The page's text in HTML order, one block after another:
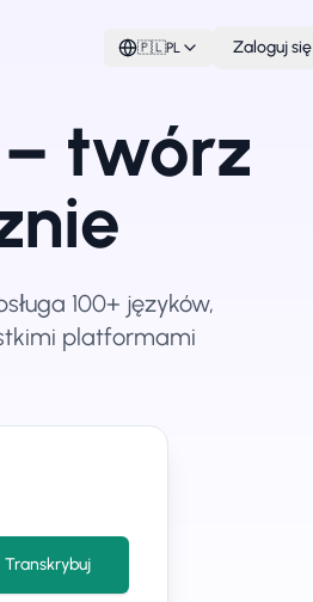
🇵🇱PL Zaloguj się
twórz
100+ języków,
platformami
Transkrybuj